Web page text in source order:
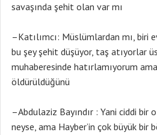
savaşında şehit olan var mı
–Katılımcı: Müslümlardan mı, biri
bu şey şehit düşüyor, taş atıyorlar
muhaberesinde hatırlamıyorum
öldürüldüğünü
–Abdulaziz Bayındır : Yani ciddi bir
neyse, ama Hayber’in çok büyük